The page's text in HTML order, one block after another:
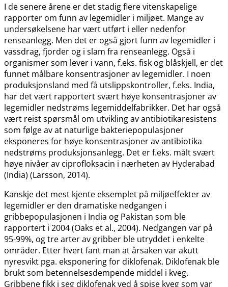
I de senere årene er det stadig flere vitenskapelige
rapporter om funn av legemidler i miljøet. Mange av
undersøkelsene har vært utført i eller nedenfor
renseanlegg. Men det er også gjort funn av legemidler i
vassdrag, fjorder og i slam fra renseanlegg. Også i
organismer som lever i vann, f.eks. fisk og blåskjell, er det
funnet målbare konsentrasjoner av legemidler. I noen
produksjonsland med få utslippskontroller, f.eks. India,
har det vært rapportert svært høye konsentrasjoner av
legemidler nedstrøms legemiddelfabrikker. Det har også
vært reist spørsmål om utvikling av antibiotikaresistens
som følge av at naturlige bakteriepopulasjoner
eksponeres for høye konsentrasjoner av antibiotika
nedstrøms produksjonsanlegg. Det er f.eks. målt svært
høye nivåer av ciprofloksacin i nærheten av Hyderabad
(India) (Larsson, 2014).
Kanskje det mest kjente eksemplet på miljøeffekter av
legemidler er den dramatiske nedgangen i
gribbepopulasjonen i India og Pakistan som ble
rapportert i 2004 (Oaks et al., 2004). Nedgangen var på
95-99%, og tre arter av gribber ble utryddet i enkelte
områder. Etter hvert fant man at årsaken var akutt
nyresvikt pga. eksponering for diklofenak. Diklofenak ble
brukt som betennelsesdempende middel i kveg.
Gribbene fikk i seg diklofenak ved å spise kveg som var